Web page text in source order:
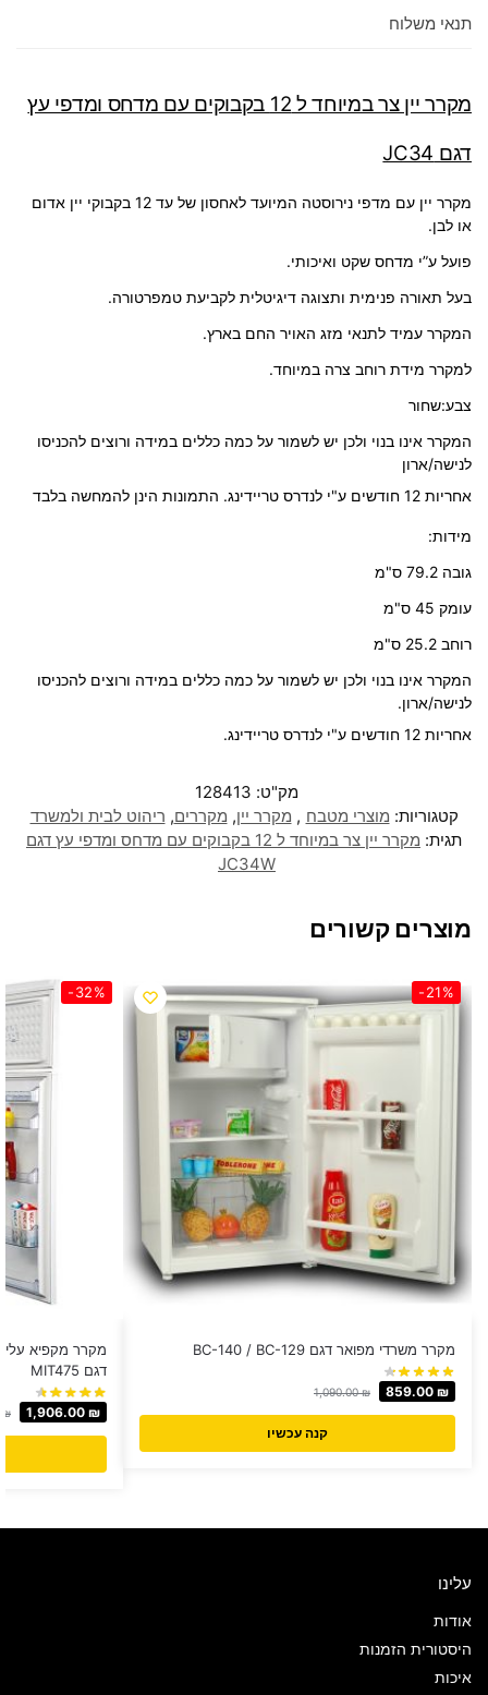
תנאי משלוח
מקרר יין צר במיוחד ל 12 בקבוקים עם מדחס ומדפי עץ
דגם JC34
מקרר יין עם מדפי נירוסטה המיועד לאחסון של עד 12 בקבוקי יין אדום
או לבן.
פועל ע”י מדחס שקט ואיכותי.
בעל תאורה פנימית ותצוגה דיגיטלית לקביעת טמפרטורה.
המקרר עמיד לתנאי מזג האויר החם בארץ.
למקרר מידת רוחב צרה במיוחד.
צבע:שחור
המקרר אינו בנוי ולכן יש לשמור על כמה כללים במידה ורוצים להכניסו
לנישה/ארון
אחריות 12 חודשים ע"י לנדרס טריידינג. התמונות הינן להמחשה בלבד
מידות:
גובה 79.2 ס"מ
עומק 45 ס"מ
רוחב 25.2 ס"מ
המקרר אינו בנוי ולכן יש לשמור על כמה כללים במידה ורוצים להכניסו
לנישה/ארון.
אחריות 12 חודשים ע"י לנדרס טריידינג.
מק"ט: 128413
קטגוריות: מוצרי מטבח , מקרר יין, מקררים, ריהוט לבית ולמשרד
תגית:
מקרר יין צר במיוחד ל 12 בקבוקים עם מדחס ומדפי עץ דגם
JC34W
מוצרים קשורים
-21%
מקרר משרדי מפואר דגם BC-140 / BC-129
1,090.00₪ 859.00 ₪
קנה עכשיו
-32%
דגם MIT475
₪ 1,906.00 ₪
עלינו
אודות
היסטורית הזמנות
איכות